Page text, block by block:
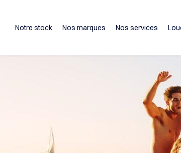
Notre stock Nos marques Nos services